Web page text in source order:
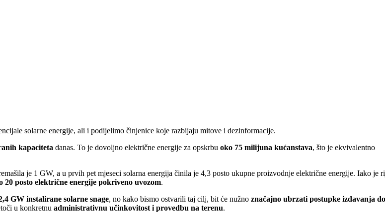
solarne energije, ali i podijelimo činjenice koje razbijaju mitove i dezinformacije.
kapaciteta danas. To je dovoljno električne energije za opskrbu oko 75 milijuna kućanstava, što je ekvivalentno
je 1 GW, a u prvih pet mjeseci solarna energija činila je 4,3 posto ukupne proizvodnje električne energije. Iako je
20 posto električne energije pokriveno uvozom.
GW instalirane solarne snage, no kako bismo ostvarili taj cilj, bit će nužno značajno ubrzati postupke izdavanja
u konkretnu administrativnu učinkovitost i provedbu na terenu.